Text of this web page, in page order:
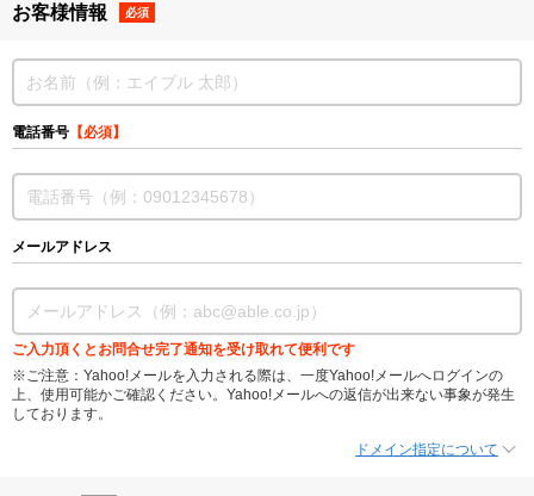
お客様情報 必須
電話番号 【必須】
メールアドレス
ご入力頂くとお問合せ完了通知を受け取れて便利です
※ご注意：Yahoo!メールを入力される際は、一度Yahoo!メールへログインの
上、使用可能かご確認ください。Yahoo!メールへの返信が出来ない事象が発生
しております。
ドメイン指定について